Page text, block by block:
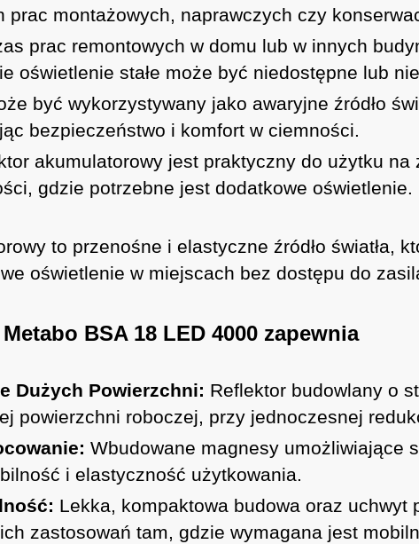
prac montażowych, naprawczych czy
prac remontowych w domu lub w innych
oświetlenie stałe może być niedostępne lub
być wykorzystywany jako awaryjne źródło
bezpieczeństwo i komfort w ciemności.
akumulatorowy jest praktyczny do użytku na
gdzie potrzebne jest dodatkowe oświetlenie.
to przenośne i elastyczne źródło światła,
oświetlenie w miejscach bez dostępu do
BSA 18 LED 4000 zapewnia
Dużych Powierzchni: Reflektor budowlany o
powierzchni roboczej, przy jednoczesnej
Wbudowane magnesy umożliwiające
i elastyczność użytkowania.
Lekka, kompaktowa budowa oraz
zastosowań tam, gdzie wymagana jest